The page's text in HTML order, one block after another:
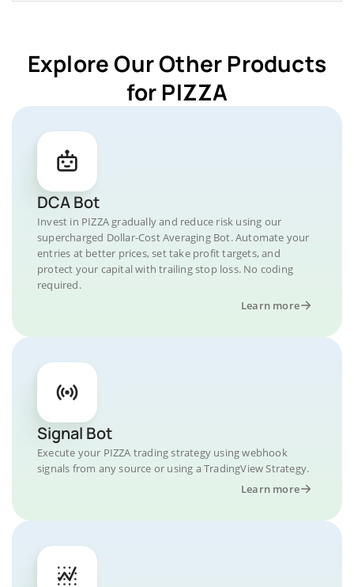
Explore Our Other Products
for PIZZA
DCA Bot
Invest in PIZZA gradually and reduce risk using our
supercharged Dollar-Cost Averaging Bot. Automate your
entries at better prices, set take profit targets, and
protect your capital with trailing stop loss. No coding
required.
Learn more
Signal Bot
Execute your PIZZA trading strategy using webhook
signals from any source or using a TradingView Strategy.
Learn more